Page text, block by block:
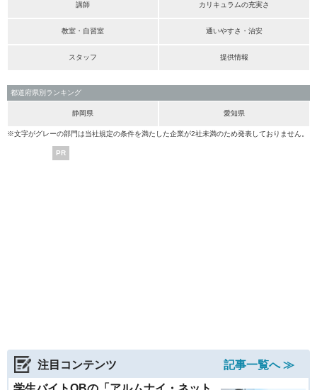
講師 カリキュラムの充実さ
教室・自習室 通いやすさ・治安
スタッフ 提供情報
都道府県別ランキング
静岡県 愛知県
※文字がグレーの部門は当社規定の条件を満たした企業が2社未満のため発表しておりません。
PR
注目コンテンツ
記事一覧へ ≫